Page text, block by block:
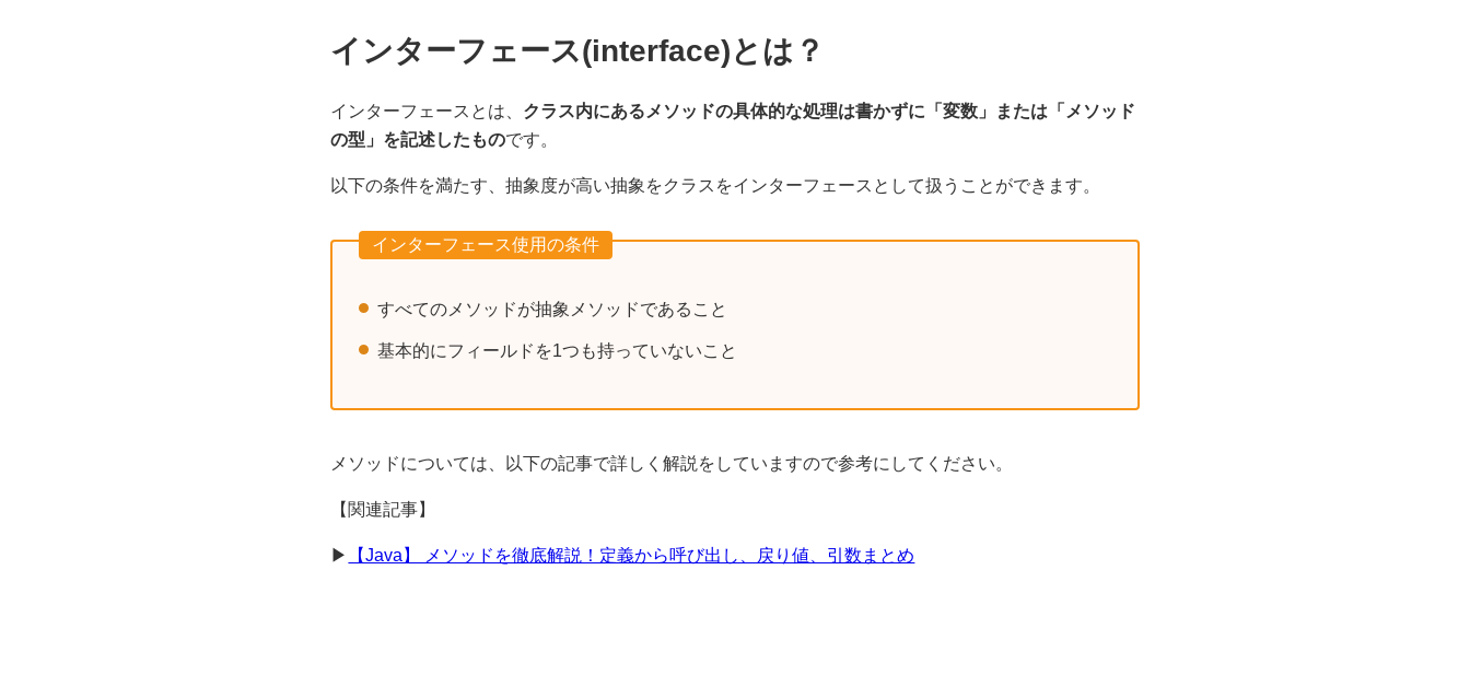
インターフェース(interface)とは？
インターフェースとは、 クラス内にあるメソッドの具体的な処理は書かずに「変数」または「メソッド
の型」を記述したものです。
以下の条件を満たす、抽象度が高い抽象をクラスをインターフェースとして扱うことができます。
インターフェース使用の条件
すべてのメソッドが抽象メソッドであること
基本的にフィールドを1つも持っていないこと
メソッドについては、以下の記事で詳しく解説をしていますので参考にしてください。
【関連記事】
▶︎ 【Java】 メソッドを徹底解説！定義から呼び出し、戻り値、引数まとめ